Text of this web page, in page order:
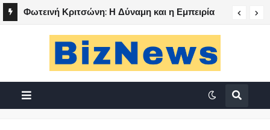
Φωτεινή Κριτσώνη: Η Δύναμη και η Εμπειρία